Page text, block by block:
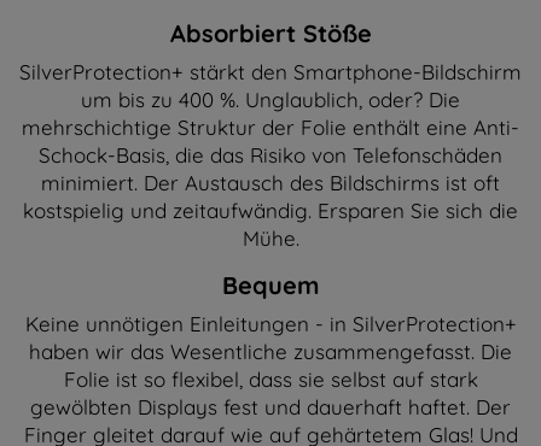
Absorbiert Stöße
SilverProtection+ stärkt den Smartphone-Bildschirm
um bis zu 400 %. Unglaublich, oder? Die
mehrschichtige Struktur der Folie enthält eine Anti-
Schock-Basis, die das Risiko von Telefonschäden
minimiert. Der Austausch des Bildschirms ist oft
kostspielig und zeitaufwändig. Ersparen Sie sich die
Mühe.
Bequem
Keine unnötigen Einleitungen - in SilverProtection+
haben wir das Wesentliche zusammengefasst. Die
Folie ist so flexibel, dass sie selbst auf stark
gewölbten Displays fest und dauerhaft haftet. Der
Finger gleitet darauf wie auf gehärtetem Glas! Und